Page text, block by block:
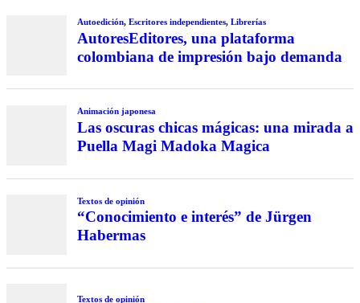
Autoedición, Escritores independientes, Librerías
AutoresEditores, una plataforma
colombiana de impresión bajo demanda
Animación japonesa
Las oscuras chicas mágicas: una mirada a
Puella Magi Madoka Magica
Textos de opinión
“Conocimiento e interés” de Jürgen
Habermas
Textos de opinión